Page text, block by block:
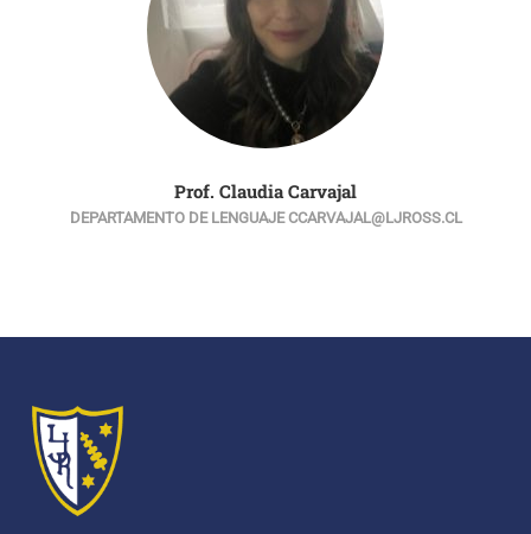
Prof. Claudia Carvajal
DEPARTAMENTO DE LENGUAJE CCARVAJAL@LJROSS.CL